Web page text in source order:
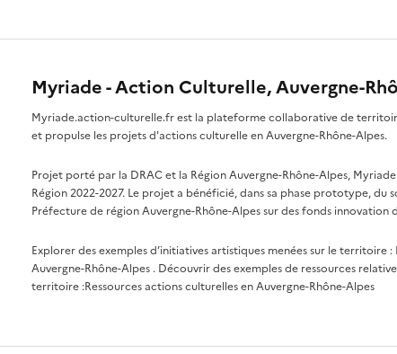
Myriade - Action Culturelle, Auvergne-
Myriade.action-culturelle.fr est la plateforme collaborative de
et propulse les projets d'actions culturelle en Auvergne-Rhône-Alpes.
Projet porté par la DRAC et la Région Auvergne-Rhône-Alpes,
Région 2022-2027. Le projet a bénéficié, dans sa phase prototype, du
Préfecture de région Auvergne-Rhône-Alpes sur des fonds innovation
Explorer des exemples d’initiatives artistiques menées sur le territoire :
Auvergne-Rhône-Alpes . Découvrir des exemples de ressources
territoire :Ressources actions culturelles en Auvergne-Rhône-Alpes